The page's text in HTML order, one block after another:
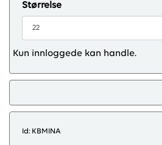
Størrelse
Kun innloggede kan handle.
Id: KBMINA